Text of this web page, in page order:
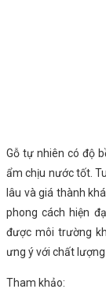
Gỗ tự nhiên có độ
ẩm chịu nước tốt.
lâu và giá thành
phong cách hiện
được môi trường
ưng ý với chất
Tham khảo: